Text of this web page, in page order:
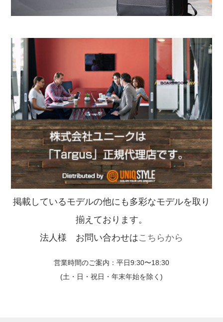
掲載しているモデルの他にも多彩なモデルを取り
揃えております。
法人様 お問い合わせはこちらから
営業時間のご案内：平日9:30〜18:30
(土・日・祝日・年末年始を除く)